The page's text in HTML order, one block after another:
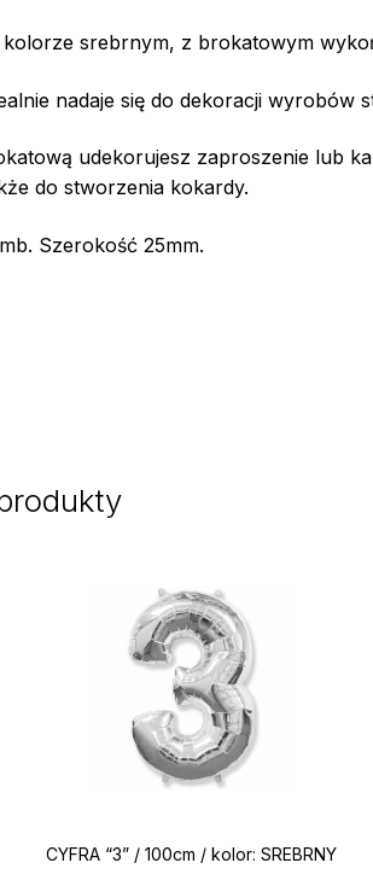
kolorze srebrnym, z brokatowym
nadaje się do dekoracji
udekorujesz zaproszenie lub
do stworzenia kokardy.
Szerokość 25mm.
CYFRA “3” / 100cm / kolor: SREBRNY